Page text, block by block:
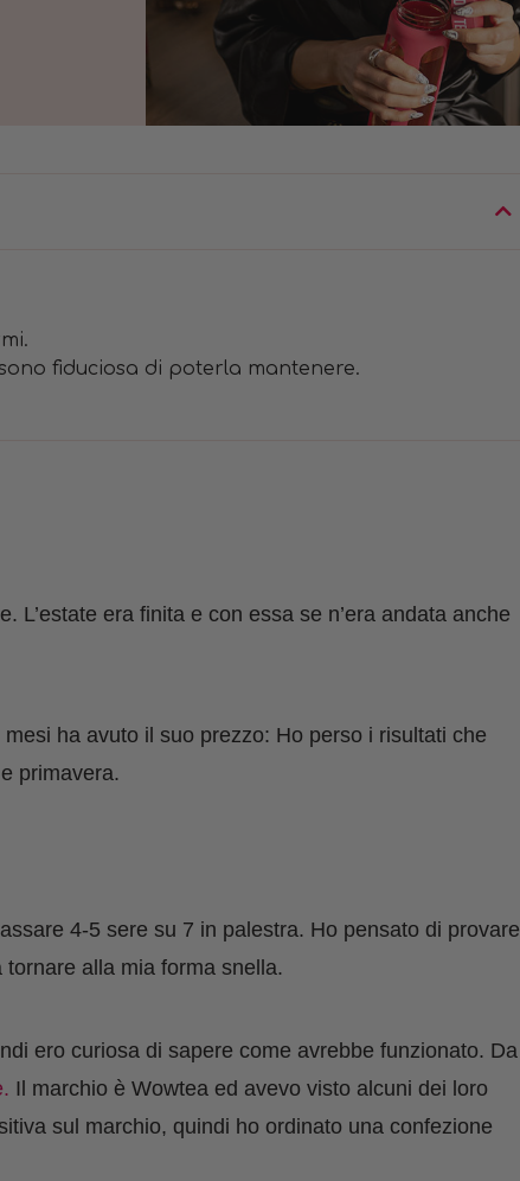
fiduciosa di poterla mantenere.
L’estate era finita e con essa se n’era andata anche
ha avuto il suo prezzo: Ho perso i risultati che
primavera.
4-5 sere su 7 in palestra. Ho pensato di provare
tornare alla mia forma snella.
ero curiosa di sapere come avrebbe funzionato. Da
Il marchio è Wowtea ed avevo visto alcuni dei loro
sul marchio, quindi ho ordinato una confezione